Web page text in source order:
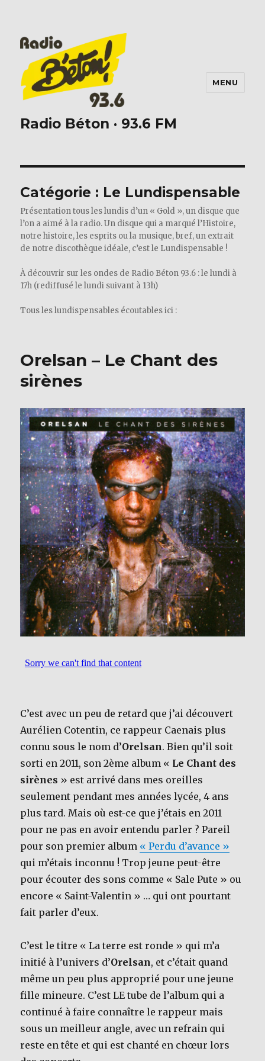
Radio Béton · 93.6 FM
MENU
Catégorie : Le Lundispensable
Présentation tous les lundis d’un « Gold », un disque que
l’on a aimé à la radio. Un disque qui a marqué l’Histoire,
notre histoire, les esprits ou la musique, bref, un extrait
de notre discothèque idéale, c’est le Lundispensable !
À découvrir sur les ondes de Radio Béton 93.6 : le lundi à
17h (rediffusé le lundi suivant à 13h)
Tous les lundispensables écoutables ici :
Orelsan – Le Chant des
sirènes
C’est avec un peu de retard que j’ai découvert
Aurélien Cotentin, ce rappeur Caenais plus
connu sous le nom d’Orelsan. Bien qu’il soit
sorti en 2011, son 2ème album « Le Chant des
sirènes » est arrivé dans mes oreilles
seulement pendant mes années lycée, 4 ans
plus tard. Mais où est-ce que j’étais en 2011
pour ne pas en avoir entendu parler ? Pareil
pour son premier album « Perdu d’avance »
qui m’étais inconnu ! Trop jeune peut-être
pour écouter des sons comme « Sale Pute » ou
encore « Saint-Valentin » … qui ont pourtant
fait parler d’eux.
C’est le titre « La terre est ronde » qui m’a
initié à l’univers d’Orelsan, et c’était quand
même un peu plus approprié pour une jeune
fille mineure. C’est LE tube de l’album qui a
continué à faire connaître le rappeur mais
sous un meilleur angle, avec un refrain qui
reste en tête et qui est chanté en chœur lors